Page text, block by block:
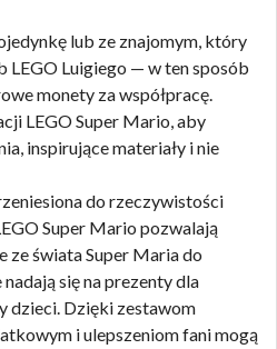
lub ze znajomym, który
LEGO Luigiego — w ten sposób
monety za współpracę.
LEGO Super Mario, aby
inspirujące materiały i nie
do rzeczywistości
Super Mario pozwalają
ze świata Super Maria do
się na prezenty dla
dzieci. Dzięki zestawom
i ulepszeniom fani mogą